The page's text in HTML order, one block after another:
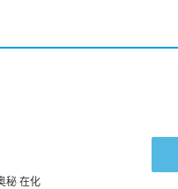
秘 在化